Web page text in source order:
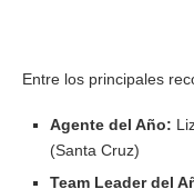
Entre los principales
Agente del Año:
(Santa Cruz)
Team Leader del